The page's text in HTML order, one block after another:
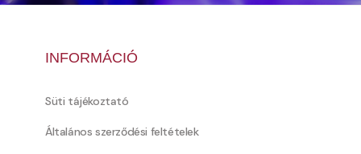
INFORMÁCIÓ
Süti tájékoztató
Általános szerződési feltételek